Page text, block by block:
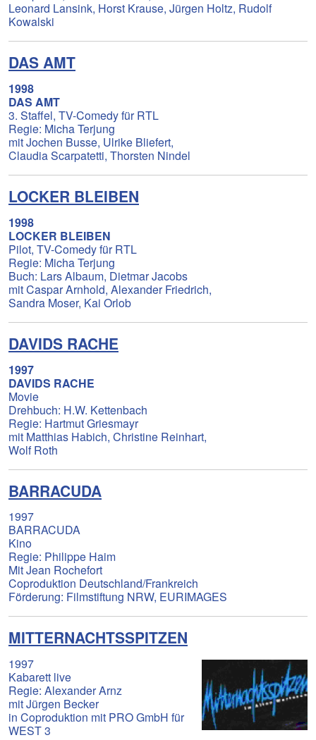
Leonard Lansink, Horst Krause, Jürgen Holtz, Rudolf
Kowalski
DAS AMT
1998
DAS AMT
3. Staffel, TV-Comedy für RTL
Regie: Micha Terjung
mit Jochen Busse, Ulrike Bliefert,
Claudia Scarpatetti, Thorsten Nindel
LOCKER BLEIBEN
1998
LOCKER BLEIBEN
Pilot, TV-Comedy für RTL
Regie: Micha Terjung
Buch: Lars Albaum, Dietmar Jacobs
mit Caspar Arnhold, Alexander Friedrich,
Sandra Moser, Kai Orlob
DAVIDS RACHE
1997
DAVIDS RACHE
Movie
Drehbuch: H.W. Kettenbach
Regie: Hartmut Griesmayr
mit Matthias Habich, Christine Reinhart,
Wolf Roth
BARRACUDA
1997
BARRACUDA
Kino
Regie: Philippe Haim
Mit Jean Rochefort
Coproduktion Deutschland/Frankreich
Förderung: Filmstiftung NRW, EURIMAGES
MITTERNACHTSSPITZEN
1997
Kabarett live
Regie: Alexander Arnz
mit Jürgen Becker
in Coproduktion mit PRO GmbH für
WEST 3